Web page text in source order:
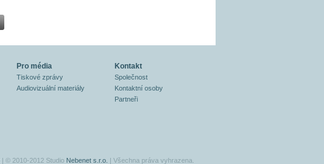
Pro média
Tiskové zprávy
Audiovizuální materiály
Kontakt
Společnost
Kontaktní osoby
Partneři
| © 2010-2012 Studio Nebenet s.r.o. | Všechna práva vyhrazena.